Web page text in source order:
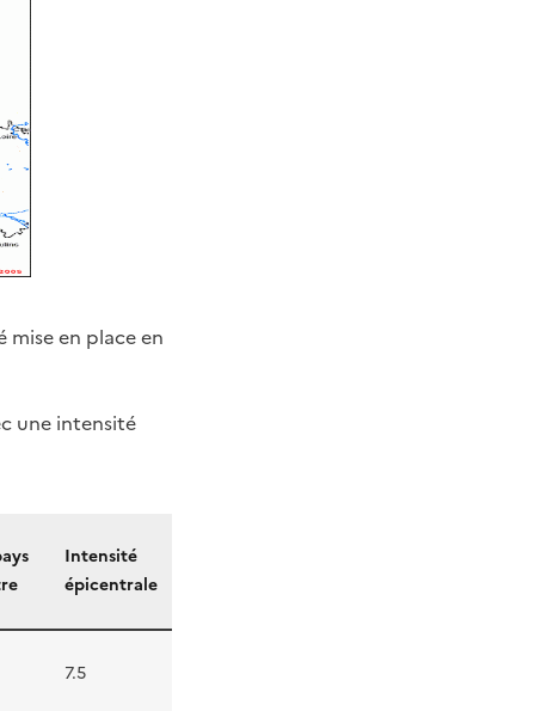
mise en place en
une intensité
Intensité
épicentrale
7.5